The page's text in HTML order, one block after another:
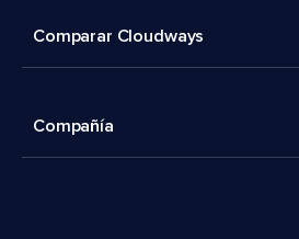
Comparar Cloudways
Compañía